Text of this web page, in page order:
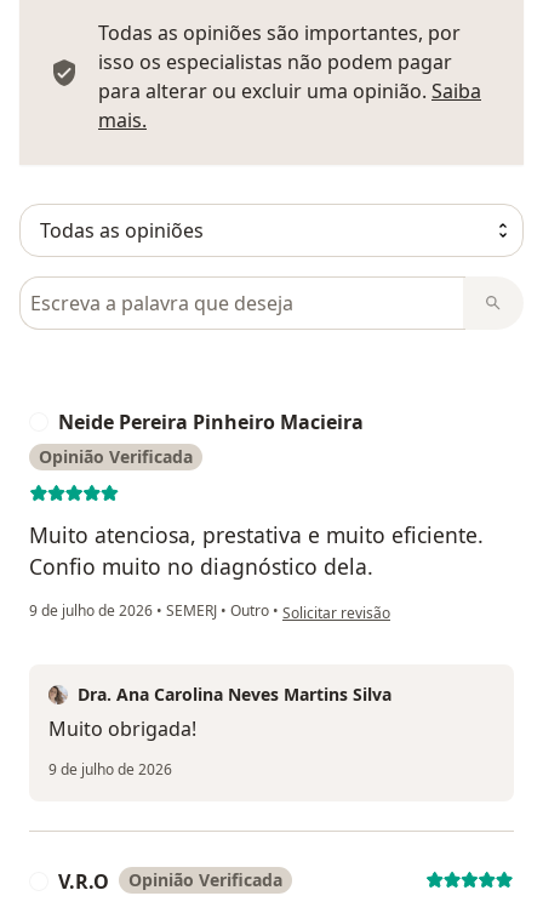
Todas as opiniões são importantes, por
isso os especialistas não podem pagar
para alterar ou excluir uma opinião. Saiba
mais.
Pesquisar em opiniões
Neide Pereira Pinheiro Macieira
Opinião Verificada
Muito atenciosa, prestativa e muito eficiente.
Confio muito no diagnóstico dela.
9 de julho de 2026 • SEMERJ • Outro • na opinião do utilizador Neide Pereira
Solicitar revisão
Dra. Ana Carolina Neves Martins Silva
Muito obrigada!
9 de julho de 2026
V.R.O Opinião Verificada